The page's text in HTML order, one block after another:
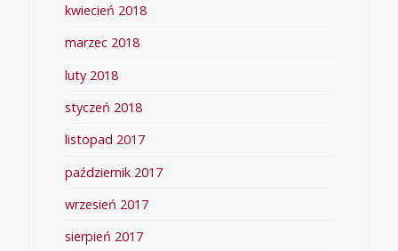
kwiecień 2018
marzec 2018
luty 2018
styczeń 2018
listopad 2017
październik 2017
wrzesień 2017
sierpień 2017